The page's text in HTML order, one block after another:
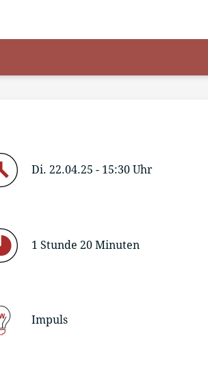
Di. 22.04.25 - 15:30 Uhr
1 Stunde 20 Minuten
Impuls